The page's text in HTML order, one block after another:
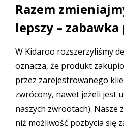
Razem
lepszy – zabawka
W Kidaroo rozszerzyliśmy
oznacza, że produkt
przez zarejestrowanego
zwrócony, nawet jeżeli jest
naszych zwrootach). Nasze
niż możliwość pozbycia się